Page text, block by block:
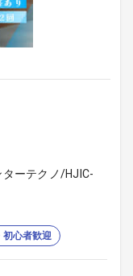
ーテクノ/HJIC-
初心者歓迎